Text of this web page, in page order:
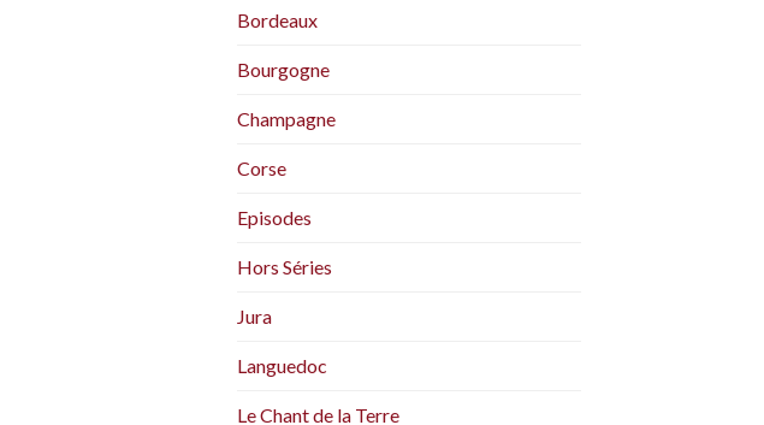
Bordeaux
Bourgogne
Champagne
Corse
Episodes
Hors Séries
Jura
Languedoc
Le Chant de la Terre